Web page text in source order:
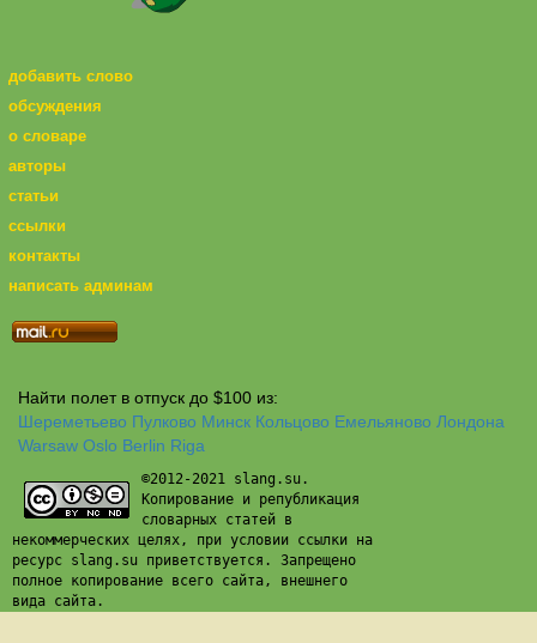
добавить слово
обсуждения
о словаре
авторы
статьи
ссылки
контакты
написать админам
Найти полет в отпуск до $100 из:
Шереметьево Пулково Минск Кольцово Емельяново Лондона
Warsaw Oslo Berlin Riga
©2012-2021 slang.su.
Копирование и републикация
словарных статей в
некоммерческих целях, при условии ссылки на
ресурс slang.su приветствуется. Запрещено
полное копирование всего сайта, внешнего
вида сайта.